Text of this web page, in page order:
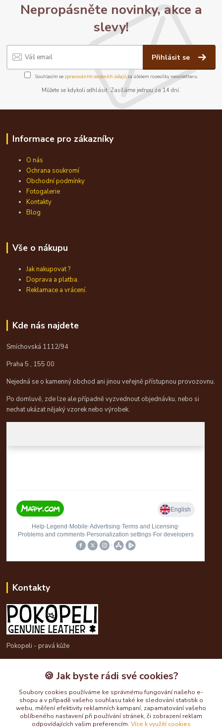
Nepropásněte novinky, akce a
slevy!
Přihlásit se
Souhlasím se zpracováním osobních údajůza účelem rozesílky newsletteru.
Můžete se kdykoli odhlásit. Zasíláme jednou za 14 dní.
Informace pro zákazníky
O nás
Ochrana soukromí
Obchodní podmínky
Fotogalerie
Kontakty
Blog
Vše o nákupu
Jak nakupovat ?
Doprava a platba.
Reklamace a vrácení.
Kde nás najdete
Smíchovská 1112/94
Praha 5 , 155 00
Nejedná se o kamenný obchod ani jinou veřejně přístupnou provozovnu.
Po domluvě, zde lze ale případně vyzvednout objednávku, nebo si
nechat ukázat nějaký vzorek nebo výrobek.
Kontakty
Pokopeli - pravá kůže
725613211
pokopeli@centrum.cz
🍪 Jak byste rádi své cookies?
Soubory cookies používáme ke správnému fungování našeho e-
shopu a v případě vašeho souhlasu také ke sledování statistik o
webu, měření efektivity reklamních kampaní, zapamatování vašeho
oblíbeného nastavení při používání stránek, či zobrazení reklam
odpovídajících vašim preferencím. Více k využití cookies